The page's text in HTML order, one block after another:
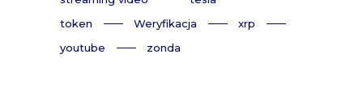
token
Weryfikacja
xrp
youtube
zonda